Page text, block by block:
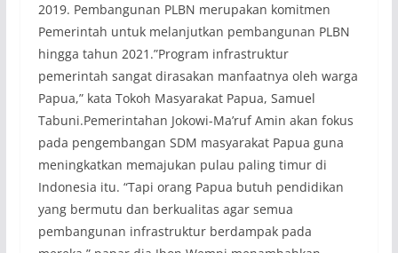
2019. Pembangunan PLBN merupakan komitmen
Pemerintah untuk melanjutkan pembangunan PLBN
hingga tahun 2021.”Program infrastruktur
pemerintah sangat dirasakan manfaatnya oleh warga
Papua,” kata Tokoh Masyarakat Papua, Samuel
Tabuni.Pemerintahan Jokowi-Ma’ruf Amin akan fokus
pada pengembangan SDM masyarakat Papua guna
meningkatkan memajukan pulau paling timur di
Indonesia itu. “Tapi orang Papua butuh pendidikan
yang bermutu dan berkualitas agar semua
pembangunan infrastruktur berdampak pada